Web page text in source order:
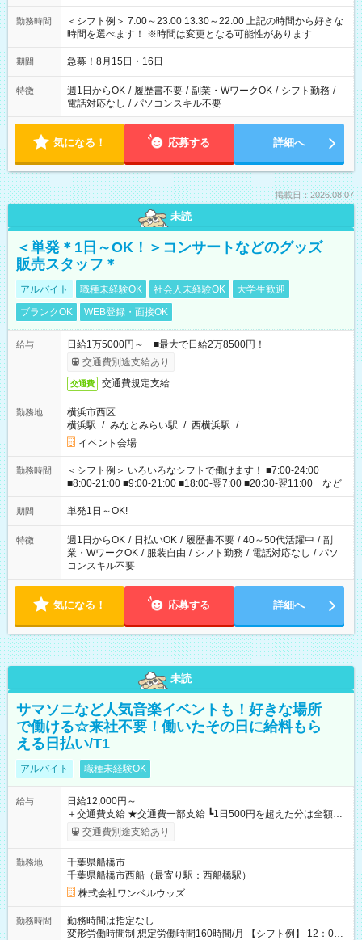
勤務時間
＜シフト例＞ 7:00～23:00 13:30～22:00 上記の時間から好きな
時間を選べます！ ※時間は変更となる可能性があります
期間 急募！8月15日・16日
特徴 週1日からOK / 履歴書不要 / 副業・WワークOK / シフト勤務 /
電話対応なし / パソコンスキル不要
気になる！ 応募する 詳細へ
掲載日：2026.08.07
未読
＜単発＊1日～OK！＞コンサートなどのグッズ
販売スタッフ＊
アルバイト 職種未経験OK 社会人未経験OK
大学生歓迎
ブランクOK
WEB登録・面接OK
給与
日給1万5000円～ ■最大で日給2万8500円！
交通費別途支給あり
交通費 交通費規定支給
勤務地
横浜市西区
横浜駅 / みなとみらい駅 / 西横浜駅 / …
イベント会場
勤務時間
＜シフト例＞ いろいろなシフトで働けます！ ■7:00-24:00
■8:00-21:00 ■9:00-21:00 ■18:00-翌7:00 ■20:30-翌11:00 など
期間 単発1日～OK!
特徴 週1日からOK / 日払いOK / 履歴書不要 / 40～50代活躍中 / 副
業・WワークOK / 服装自由 / シフト勤務 / 電話対応なし / パソ
コンスキル不要
気になる！ 応募する 詳細へ
未読
サマソニなど人気音楽イベントも！好きな場所
で働ける☆来社不要！働いたその日に給料もら
える日払い/T1
アルバイト 職種未経験OK
給与
日給12,000円～
＋交通費支給 ★交通費一部支給 ┗1日500円を超えた分は全額支
給！ ※往復500円以内の方は自己負担となります ★日払いOK！
（規定あり） ┗働いたその日に現金GET♪ お仕事後はコンビニ
なし
交通費別途支給あり
勤務地
千葉県船橋市
千葉県船橋市西船（最寄り駅：西船橋駅）
株式会社ワンベルウッズ
勤務時間
勤務時間は指定なし
変形労働時間制 想定労働時間160時間/月 【シフト例】 12：00